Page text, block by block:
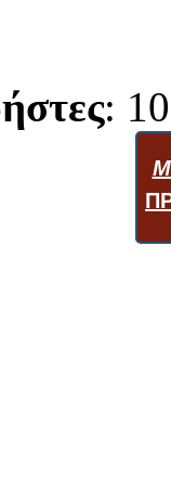
: 10